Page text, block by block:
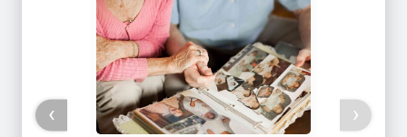
‹
›